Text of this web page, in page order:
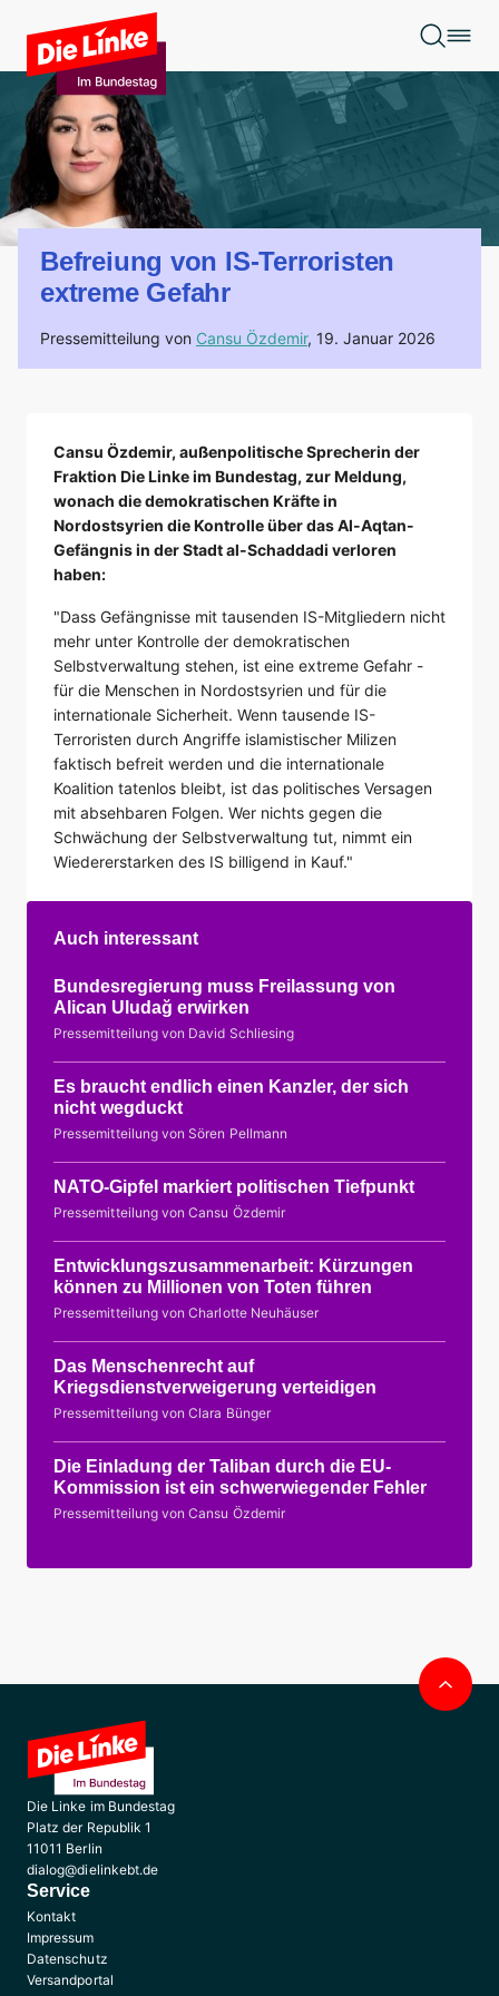
Zum Hauptinhalt springen
Befreiung von IS-Terroristen
extreme Gefahr
Pressemitteilung von Cansu Özdemir, 19. Januar 2026
Cansu Özdemir, außenpolitische Sprecherin der
Fraktion Die Linke im Bundestag, zur Meldung,
wonach die demokratischen Kräfte in
Nordostsyrien die Kontrolle über das Al-Aqtan-
Gefängnis in der Stadt al-Schaddadi verloren
haben:
"Dass Gefängnisse mit tausenden IS-Mitgliedern nicht
mehr unter Kontrolle der demokratischen
Selbstverwaltung stehen, ist eine extreme Gefahr -
für die Menschen in Nordostsyrien und für die
internationale Sicherheit. Wenn tausende IS-
Terroristen durch Angriffe islamistischer Milizen
faktisch befreit werden und die internationale
Koalition tatenlos bleibt, ist das politisches Versagen
mit absehbaren Folgen. Wer nichts gegen die
Schwächung der Selbstverwaltung tut, nimmt ein
Wiedererstarken des IS billigend in Kauf."
Auch interessant
Bundesregierung muss Freilassung von
Alican Uludağ erwirken
Pressemitteilung von David Schliesing
Es braucht endlich einen Kanzler, der sich
nicht wegduckt
Pressemitteilung von Sören Pellmann
NATO-Gipfel markiert politischen Tiefpunkt
Pressemitteilung von Cansu Özdemir
Entwicklungszusammenarbeit: Kürzungen
können zu Millionen von Toten führen
Pressemitteilung von Charlotte Neuhäuser
Das Menschenrecht auf
Kriegsdienstverweigerung verteidigen
Pressemitteilung von Clara Bünger
Die Einladung der Taliban durch die EU-
Kommission ist ein schwerwiegender Fehler
Pressemitteilung von Cansu Özdemir
Die Linke im Bundestag
Platz der Republik 1
11011 Berlin
dialog@dielinkebt.de
Service
Kontakt
Impressum
Datenschutz
Versandportal